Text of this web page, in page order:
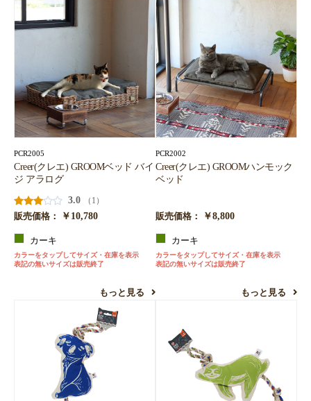
PCR2005
Creer(クレエ) GROOMベッド バイ
ジ アラログ
3.0
（1）
販売価格：
￥10,780
カーキ
カラーをタップしてサイズ・在庫を表示
表記の無いサイズは販売終了
もっと見る
PCR2002
Creer(クレエ) GROOMハンモック
ベッド
販売価格： ￥8,800
カーキ
カラーをタップしてサイズ・在庫を表示
表記の無いサイズは販売終了
もっと見る